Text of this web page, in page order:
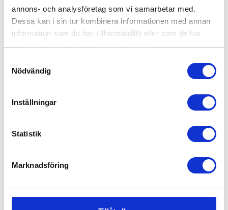
annons- och analysföretag som vi samarbetar med.
Dessa kan i sin tur kombinera informationen med annan
information som du har tillhandahållit eller som de har
samlat in när du har använt deras tjänster.
Nödvändig
Inställningar
Statistik
Marknadsföring
KONTAKT
Biketown
791 44 Faun
023 - 669 00 80
hej@biketown.se
VARUMÄRKEN
Yamaha
Hjälmar och kläder
Reservdelar